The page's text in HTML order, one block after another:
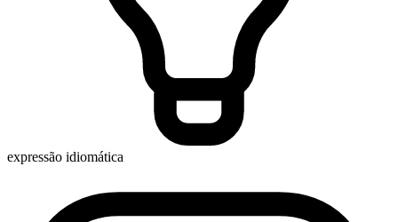
expressão idiomática